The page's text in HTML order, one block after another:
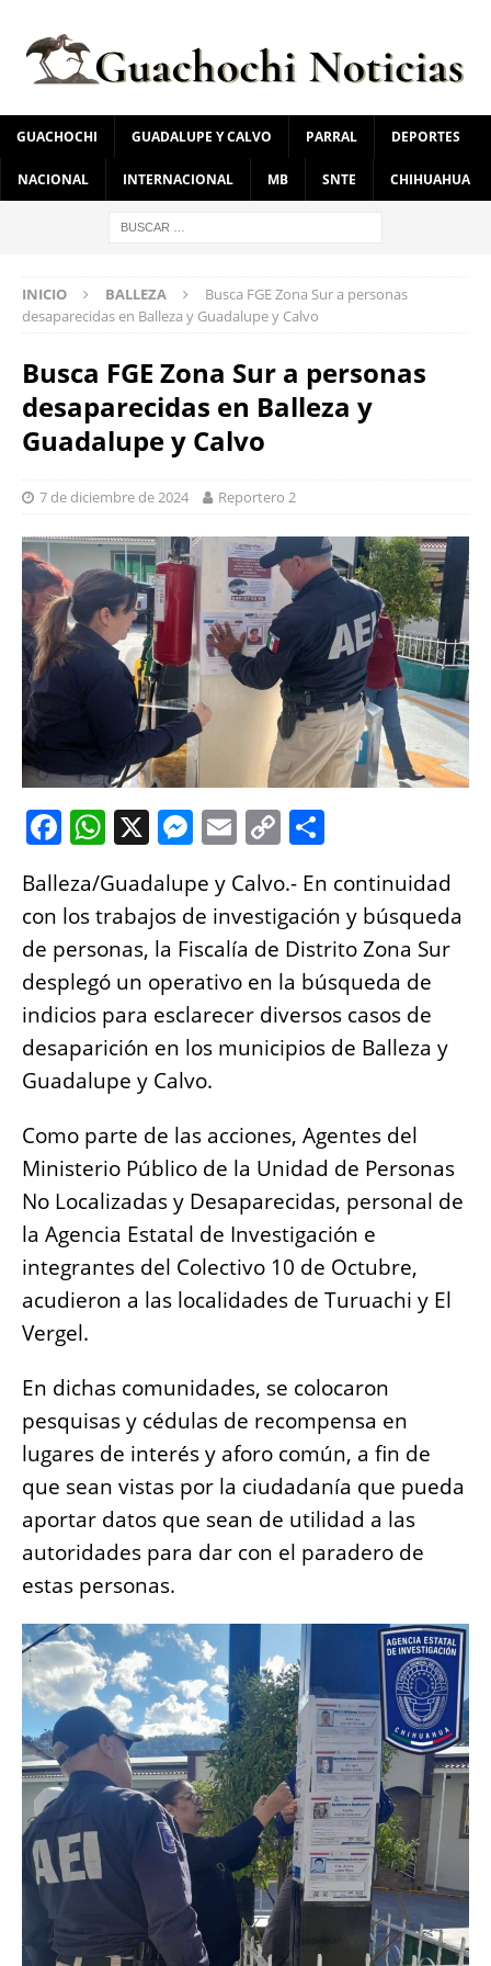
GUACHOCHI GUADALUPE Y CALVO PARRAL DEPORTES
NACIONAL INTERNACIONAL MB SNTE CHIHUAHUA
INICIO BALLEZA
Busca FGE Zona Sur a personas
desaparecidas en Balleza y Guadalupe y Calvo
Busca FGE Zona Sur a personas
desaparecidas en Balleza y
Guadalupe y Calvo
7 de diciembre de 2024 Reportero 2
F
c
e
b
o
o
k
W
at
s
A
p
p
X M
ss
e
n
g
er
E
m
ai
l
C
p
y
Li
n
k
a
re
Balleza/Guadalupe y Calvo.- En continuidad
con los trabajos de investigación y búsqueda
de personas, la Fiscalía de Distrito Zona Sur
desplegó un operativo en la búsqueda de
indicios para esclarecer diversos casos de
desaparición en los municipios de Balleza y
Guadalupe y Calvo.
Como parte de las acciones, Agentes del
Ministerio Público de la Unidad de Personas
No Localizadas y Desaparecidas, personal de
la Agencia Estatal de Investigación e
integrantes del Colectivo 10 de Octubre,
acudieron a las localidades de Turuachi y El
Vergel.
En dichas comunidades, se colocaron
pesquisas y cédulas de recompensa en
lugares de interés y aforo común, a fin de
que sean vistas por la ciudadanía que pueda
aportar datos que sean de utilidad a las
autoridades para dar con el paradero de
estas personas.